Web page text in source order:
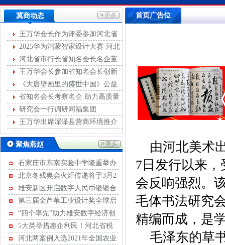
首页广告位
由河北美术
7日发行以来
会反响强烈。
毛体书法研究
精编而成，是
毛泽东的草
冀商动态
王万华会长作为评委参加河北省
首届燕赵女主播大赛
2025华为鸿蒙智家设计大赛-河北
站开幕
河北省市行长省知名会长名企董
事长第十次圆桌峰会成功举办
王万华会长参加省知名会长创新
服务第35次联席会
《大唐壁画里的盛世中国》公益
讲座举办
省知名会长考察名企 助力高质量
发展研究会一行调研同福集团
王万华出席深泽县营商环境推介
会
聚焦燕赵
石家庄市东南实验中学隆重举办
离队入团暨青春宣誓活动
北京冬残奥会火炬传递将于3月2
日至4日进行
雄安新区开启数字人民币银银合
作模式
第三届金芦苇工业设计奖全球启
动征集
“四个率先”助力雄安数字经济创
新发展
5大类举措惠企利民！河北省税
务局开展2022年便民办税“春风行
河北两案例入选2021年全国农业